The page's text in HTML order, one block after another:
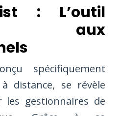
: L’outil
aux
spécifiquement
à distance, se révèle
les gestionnaires de